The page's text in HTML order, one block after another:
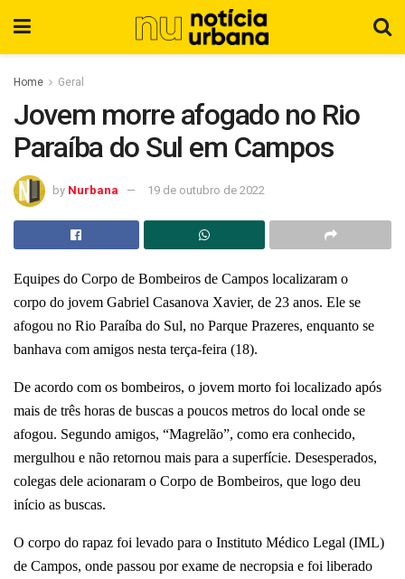
Home Geral
Jovem morre afogado no Rio
Paraíba do Sul em Campos
by Nurbana 19 de outubro de 2022
Equipes do Corpo de Bombeiros de Campos localizaram o
corpo do jovem Gabriel Casanova Xavier, de 23 anos. Ele se
afogou no Rio Paraíba do Sul, no Parque Prazeres, enquanto se
banhava com amigos nesta terça-feira (18).
De acordo com os bombeiros, o jovem morto foi localizado após
mais de três horas de buscas a poucos metros do local onde se
afogou. Segundo amigos, “Magrelão”, como era conhecido,
mergulhou e não retornou mais para a superfície. Desesperados,
colegas dele acionaram o Corpo de Bombeiros, que logo deu
início as buscas.
O corpo do rapaz foi levado para o Instituto Médico Legal (IML)
de Campos, onde passou por exame de necropsia e foi liberado